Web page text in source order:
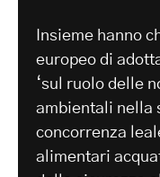
Insieme hanno
europeo di
‘sul ruolo delle
ambientali nella
concorrenza
alimentari